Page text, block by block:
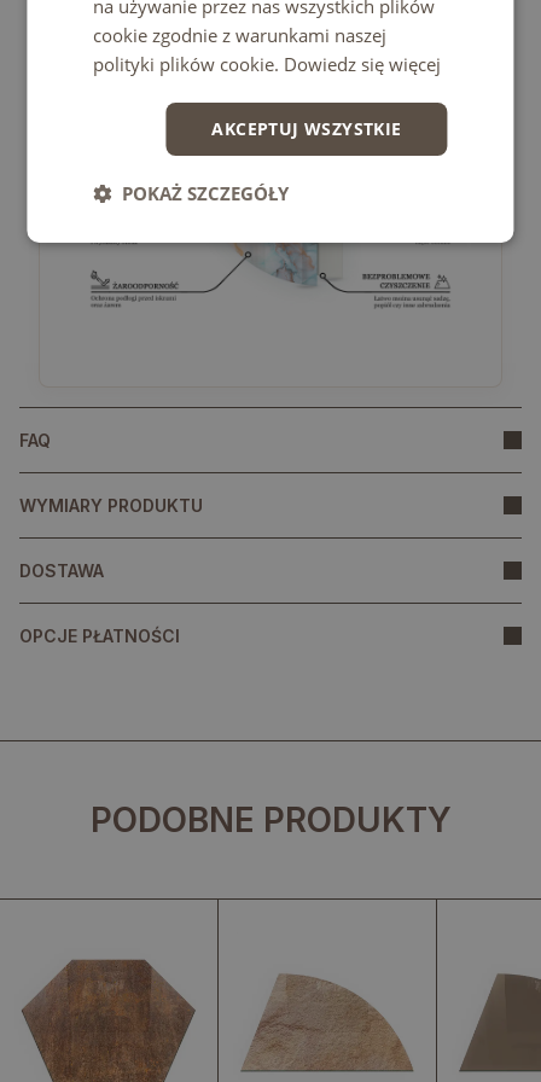
odkładania ciężkich przedmiotów.
FAQ
WYMIARY PRODUKTU
DOSTAWA
OPCJE PŁATNOŚCI
PODOBNE PRODUKTY
na używanie przez nas wszystkich plików
cookie zgodnie z warunkami naszej
polityki plików cookie. Dowiedz się więcej
AKCEPTUJ WSZYSTKIE
POKAŻ SZCZEGÓŁY